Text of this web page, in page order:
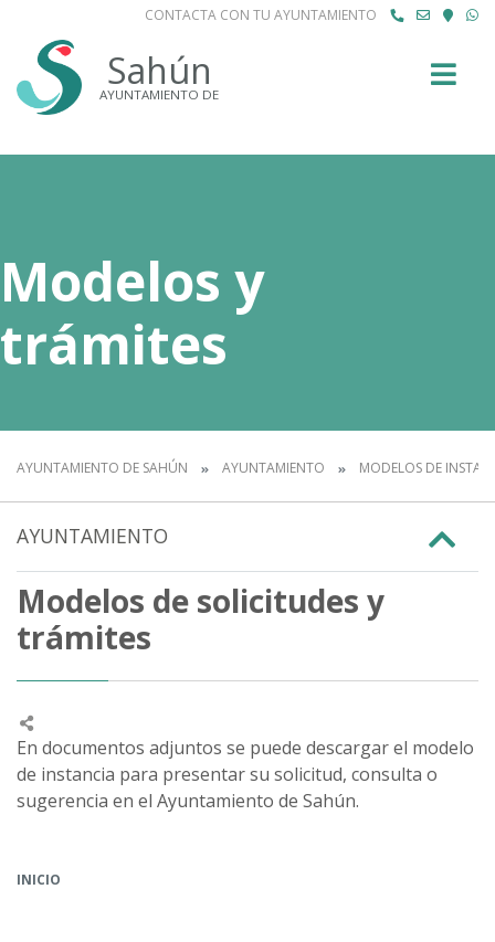
CONTACTA CON TU AYUNTAMIENTO
Sahún
AYUNTAMIENTO DE
Modelos y
trámites
AYUNTAMIENTO DE SAHÚN AYUNTAMIENTO MODELOS DE
AYUNTAMIENTO
Modelos de solicitudes y
trámites
En documentos adjuntos se puede descargar el modelo
de instancia para presentar su solicitud, consulta o
sugerencia en el Ayuntamiento de Sahún.
INICIO